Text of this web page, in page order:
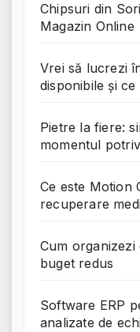
Chipsuri din
Magazin Online
Vrei să lucrezi
disponibile și
Pietre la fiere:
momentul
Ce este Motion
recuperare
Cum
buget redus
Software ERP
analizate de